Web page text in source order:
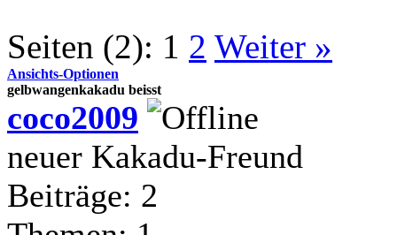
Seiten (2): 1 2 Weiter »
Ansichts-Optionen
gelbwangenkakadu beisst
coco2009
neuer Kakadu-Freund
Beiträge: 2